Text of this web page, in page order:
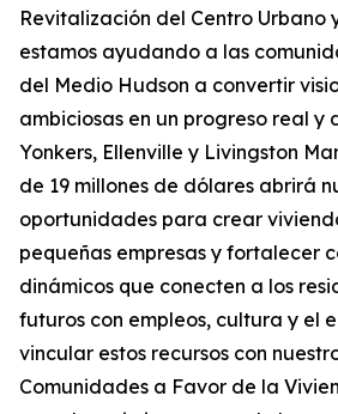
Revitalización del Centro Urbano
estamos ayudando a las
del Medio Hudson a convertir
ambiciosas en un progreso real y
Yonkers, Ellenville y Livingston
de 19 millones de dólares abrirá
oportunidades para crear
pequeñas empresas y fortalecer
dinámicos que conecten a los
futuros con empleos, cultura y el
vincular estos recursos con
Comunidades a Favor de la